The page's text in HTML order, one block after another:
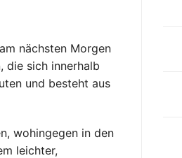
nächsten Morgen
die sich innerhalb
und besteht aus
wohingegen in den
leichter,